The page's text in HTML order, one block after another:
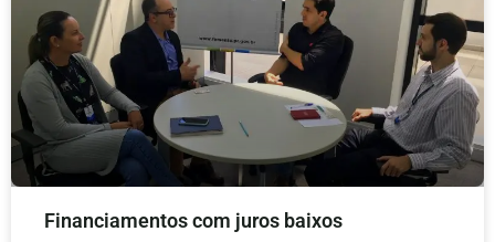
Financiamentos com juros baixos